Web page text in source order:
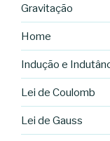
Gravitação
Home
Indução e
Lei de Coulomb
Lei de Gauss